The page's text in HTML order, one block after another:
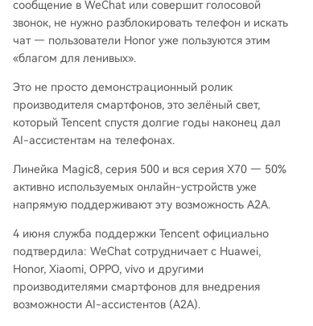
получить доступ к своему сервису через мето
ды имитации кликов (GUI), считая это наруше
нием безопасности и контроля. Причиной сме
ны стратегии Tencent является давление в гон
громную пользовательскую базу WeChat, собс
твенные AI-продукты Tencent, такие как Yuan
bao, значительно отстают от конкурентов. Поэ
тому компания делает ставку на превращени
е WeChat в "операционную систему услуг" с п
омощью встроенного AI-агента, использующе
го экосистему мини-программ. Однако, чтобы
им доступ к системным помощникам на смарт
фонах, которые являются основным точкой вх
ода. Технология A2A решает эту проблему, пр
едоставляя контролируемый и безопасный ин
терфейс, сохраняя суверенитет WeChat над с
сообщение в WeChat или совершит голосовой
звонок, не нужно разблокировать телефон и искать
чат — пользователи Honor уже пользуются этим
«благом для ленивых».
Это не просто демонстрационный ролик
производителя смартфонов, это зелёный свет,
который Tencent спустя долгие годы наконец дал
AI-ассистентам на телефонах.
Линейка Magic8, серия 500 и вся серия X70 — 50%
активно используемых онлайн-устройств уже
напрямую поддерживают эту возможность A2A.
4 июня служба поддержки Tencent официально
подтвердила: WeChat сотрудничает с Huawei,
Honor, Xiaomi, OPPO, vivo и другими
производителями смартфонов для внедрения
возможности AI-ассистентов (A2A).